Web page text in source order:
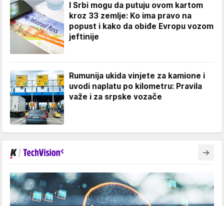
I Srbi mogu da putuju ovom kartom
kroz 33 zemlje: Ko ima pravo na
popust i kako da obiđe Evropu vozom
jeftinije
Rumunija ukida vinjete za kamione i
uvodi naplatu po kilometru: Pravila
važe i za srpske vozače